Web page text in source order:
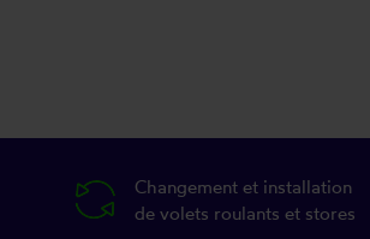
Changement et installation
de volets roulants et stores